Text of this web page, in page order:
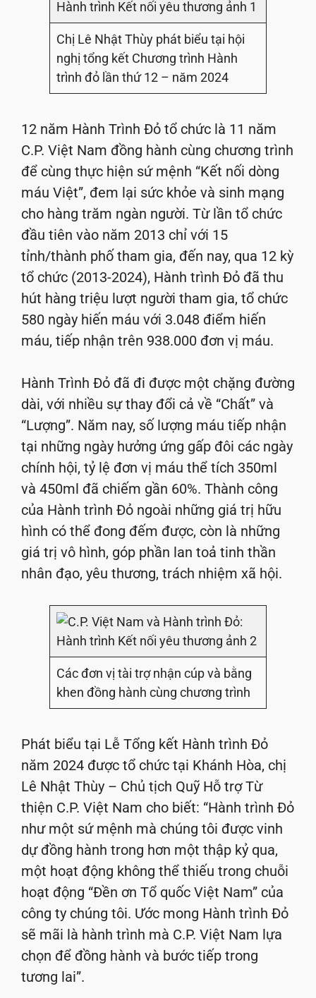
Chị Lê Nhật Thùy phát biểu tại hội
nghị tổng kết Chương trình Hành
trình đỏ lần thứ 12 – năm 2024
12 năm Hành Trình Đỏ tổ chức là 11 năm
C.P. Việt Nam đồng hành cùng chương trình
để cùng thực hiện sứ mệnh “Kết nối dòng
máu Việt”, đem lại sức khỏe và sinh mạng
cho hàng trăm ngàn người. Từ lần tổ chức
đầu tiên vào năm 2013 chỉ với 15
tỉnh/thành phố tham gia, đến nay, qua 12 kỳ
tổ chức (2013-2024), Hành trình Đỏ đã thu
hút hàng triệu lượt người tham gia, tổ chức
580 ngày hiến máu với 3.048 điểm hiến
máu, tiếp nhận trên 938.000 đơn vị máu.
Hành Trình Đỏ đã đi được một chặng đường
dài, với nhiều sự thay đổi cả về “Chất” và
“Lượng”. Năm nay, số lượng máu tiếp nhận
tại những ngày hưởng ứng gấp đôi các ngày
chính hội, tỷ lệ đơn vị máu thể tích 350ml
và 450ml đã chiếm gần 60%. Thành công
của Hành trình Đỏ ngoài những giá trị hữu
hình có thể đong đếm được, còn là những
giá trị vô hình, góp phần lan toả tinh thần
nhân đạo, yêu thương, trách nhiệm xã hội.
Các đơn vị tài trợ nhận cúp và bằng
khen đồng hành cùng chương trình
Phát biểu tại Lễ Tổng kết Hành trình Đỏ
năm 2024 được tổ chức tại Khánh Hòa, chị
Lê Nhật Thùy – Chủ tịch Quỹ Hỗ trợ Từ
thiện C.P. Việt Nam cho biết: “Hành trình Đỏ
như một sứ mệnh mà chúng tôi được vinh
dự đồng hành trong hơn một thập kỷ qua,
một hoạt động không thể thiếu trong chuỗi
hoạt động “Đền ơn Tổ quốc Việt Nam” của
công ty chúng tôi. Ước mong Hành trình Đỏ
sẽ mãi là hành trình mà C.P. Việt Nam lựa
chọn để đồng hành và bước tiếp trong
tương lai”.